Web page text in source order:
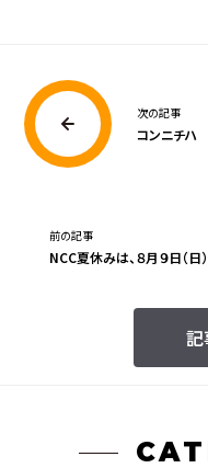
次の記事
コンニチハ
記
前の記事
NCC夏休みは、８月９日（日